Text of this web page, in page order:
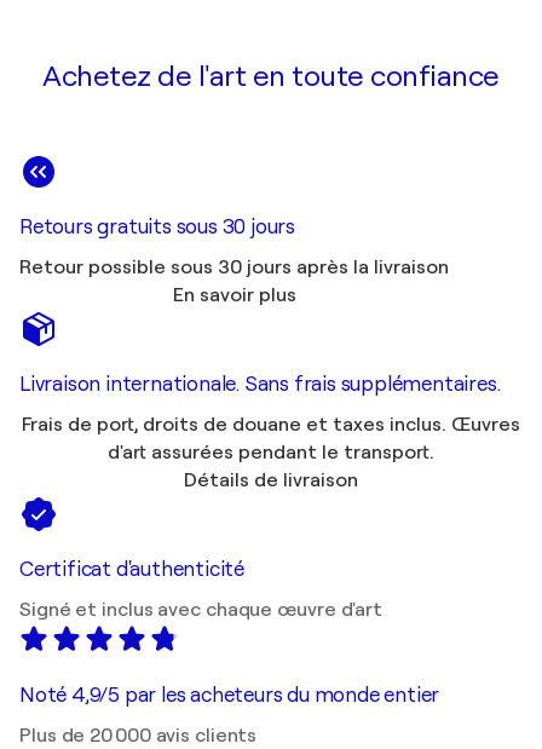
Achetez de l'art en toute confiance
Retours gratuits sous 30 jours
Retour possible sous 30 jours après la livraison
En savoir plus
Livraison internationale. Sans frais supplémentaires.
Frais de port, droits de douane et taxes inclus. Œuvres
d'art assurées pendant le transport.
Détails de livraison
Certificat d'authenticité
Signé et inclus avec chaque œuvre d'art
Noté 4,9/5 par les acheteurs du monde entier
Plus de 20 000 avis clients